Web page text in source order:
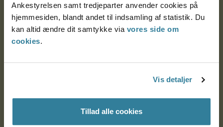
Ankestyrelsen samt tredjeparter anvender cookies på
hjemmesiden, blandt andet til indsamling af statistik. Du
kan altid ændre dit samtykke via vores side om
cookies.
Vis detaljer
Tillad alle cookies
Ankestyrelsen
Postadresse:
Ankestyrelsen Aalborg